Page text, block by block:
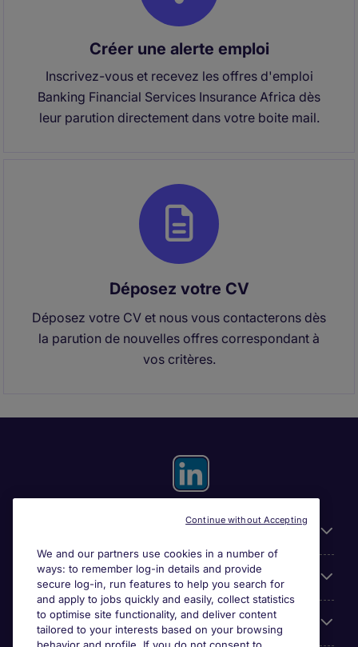
Créer une alerte emploi
Inscrivez-vous et recevez les offres d'emploi
Banking Financial Services Insurance Africa dès
leur parution directement dans votre boite mail.
Déposez votre CV
Déposez votre CV et nous vous contacterons dès
la parution de nouvelles offres correspondant à
vos critères.
For employers
Looking for a job in
We and our partners use cookies in a number of
ways: to remember log-in details and provide
secure log-in, run features to help you search for
and apply to jobs quickly and easily, collect statistics
to optimise site functionality, and deliver content
tailored to your interests based on your browsing
Continue without Accepting